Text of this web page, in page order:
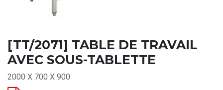
[TT/2071] TABLE DE TRAVAIL
AVEC SOUS-TABLETTE
2000 X 700 X 900